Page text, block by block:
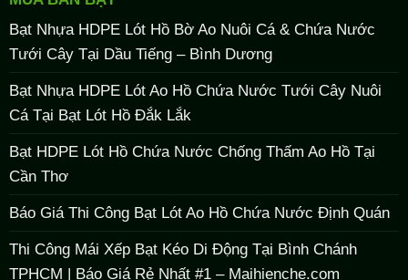
Bạt Nhựa HDPE Lót Hồ Bờ Ao Nuôi Cá & Chứa Nước
Tưới Cây Tại Dầu Tiếng – Bình Dương
Bạt Nhựa HDPE Lót Ao Hồ Chứa Nước Tưới Cây Nuôi
Cá Tại Bạt Lót Hồ Đắk Lắk
Bạt HDPE Lót Hồ Chứa Nước Chống Thấm Ao Hồ Tại
Cần Thơ
Báo Giá Thi Công Bạt Lót Ao Hồ Chứa Nước Định Quán
Thi Công Mái Xếp Bạt Kéo Di Động Tại Bình Chánh
TPHCM | Báo Giá Rẻ Nhất #1 – Maihienche.com